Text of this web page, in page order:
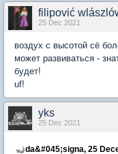
filipović
25 Dec 2021
воздух с высотой сё
может развиваться -
будет!
uf!
yks
25 Dec 2021
da&#045;signa, 25